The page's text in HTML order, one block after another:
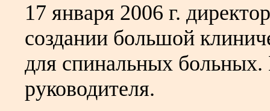
17 января 2006 г.
создании большой
для спинальных
руководителя.